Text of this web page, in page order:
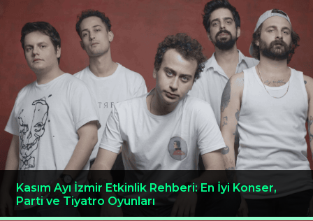
Kasım Ayı İzmir Etkinlik Rehberi: En İyi Konser,
Parti ve Tiyatro Oyunları